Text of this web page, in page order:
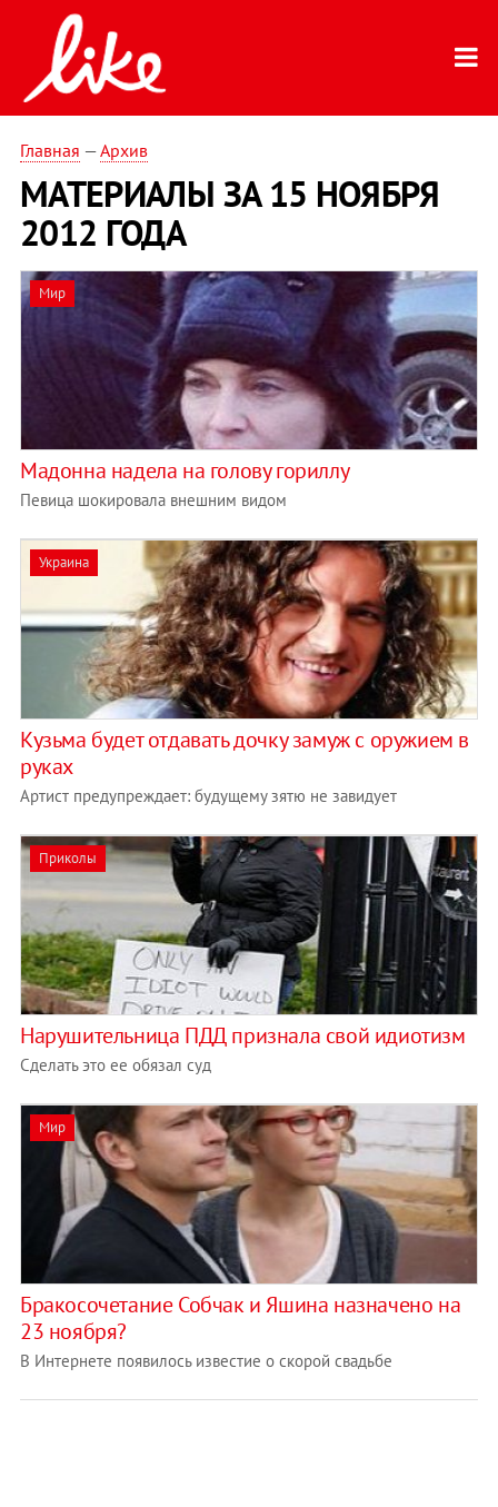
Главная —Архив
МАТЕРИАЛЫ ЗА 15 НОЯБРЯ
2012 ГОДА
Мир
Мадонна надела на голову гориллу
Певица шокировала внешним видом
Украина
Кузьма будет отдавать дочку замуж с оружием в
руках
Артист предупреждает: будущему зятю не завидует
Приколы
Нарушительница ПДД признала свой идиотизм
Сделать это ее обязал суд
Мир
Бракосочетание Собчак и Яшина назначено на
23 ноября?
В Интернете появилось известие о скорой свадьбе